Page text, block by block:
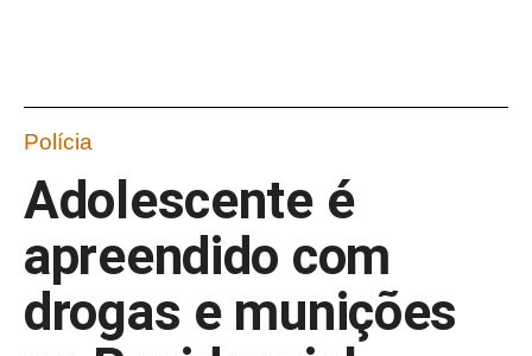
Polícia
Adolescente é
apreendido com
drogas e munições